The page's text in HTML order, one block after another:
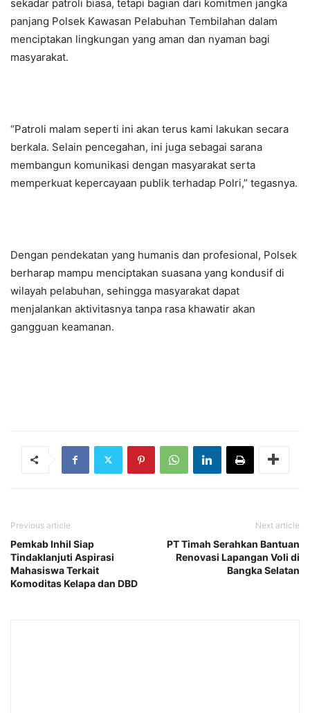
sekadar patroli biasa, tetapi bagian dari komitmen jangka
panjang Polsek Kawasan Pelabuhan Tembilahan dalam
menciptakan lingkungan yang aman dan nyaman bagi
masyarakat.
“Patroli malam seperti ini akan terus kami lakukan secara
berkala. Selain pencegahan, ini juga sebagai sarana
membangun komunikasi dengan masyarakat serta
memperkuat kepercayaan publik terhadap Polri,” tegasnya.
Dengan pendekatan yang humanis dan profesional, Polsek
berharap mampu menciptakan suasana yang kondusif di
wilayah pelabuhan, sehingga masyarakat dapat
menjalankan aktivitasnya tanpa rasa khawatir akan
gangguan keamanan.
Previous article
Pemkab Inhil Siap
Tindaklanjuti Aspirasi
Mahasiswa Terkait
Komoditas Kelapa dan DBD
Next article
PT Timah Serahkan Bantuan
Renovasi Lapangan Voli di
Bangka Selatan